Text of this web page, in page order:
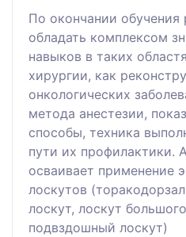
По окончании обучения
обладать комплексом
навыков в таких
хирургии, как
онкологических
метода анестезии,
способы, техника
пути их профилактики.
осваивает применение
лоскутов
лоскут, лоскут
подвздошный лоскут)